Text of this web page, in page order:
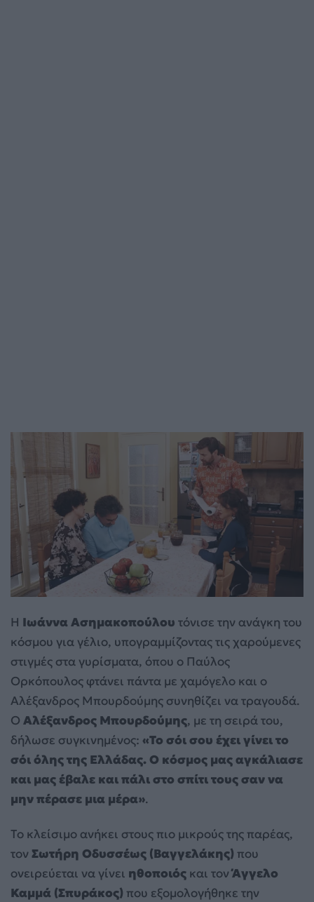
Η Ιωάννα Ασημακοπούλου τόνισε την ανάγκη του
κόσμου για γέλιο, υπογραμμίζοντας τις χαρούμενες
στιγμές στα γυρίσματα, όπου ο Παύλος
Ορκόπουλος φτάνει πάντα με χαμόγελο και ο
Αλέξανδρος Μπουρδούμης συνηθίζει να τραγουδά.
Ο Αλέξανδρος Μπουρδούμης, με τη σειρά του,
δήλωσε συγκινημένος: «Το σόι σου έχει γίνει το
σόι όλης της Ελλάδας. Ο κόσμος μας αγκάλιασε
και μας έβαλε και πάλι στο σπίτι τους σαν να
μην πέρασε μια μέρα».
Το κλείσιμο ανήκει στους πιο μικρούς της παρέας,
τον Σωτήρη Οδυσσέως (Βαγγελάκης) που
ονειρεύεται να γίνει ηθοποιός και τονΆγγελο
Καμμά (Σπυράκος) που εξομολογήθηκε την